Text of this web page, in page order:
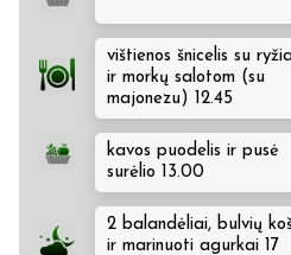
vištienos šnicelis su
ir morkų salotom (su
majonezu) 12.45
kavos puodelis ir pusė
surėlio 13.00
2 balandėliai, bulvių
ir marinuoti agurkai 17